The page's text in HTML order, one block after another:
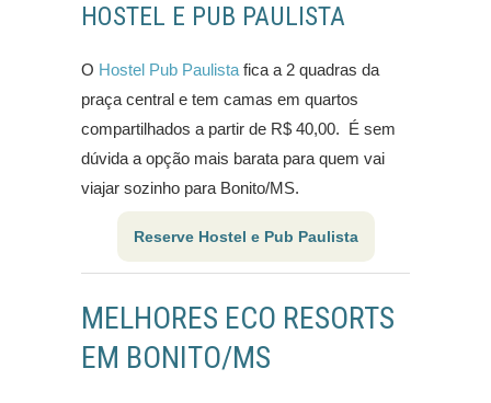
HOSTEL E PUB PAULISTA
O Hostel Pub Paulistafica a 2 quadras da
praça central e tem camas em quartos
compartilhados a partir de R$ 40,00. É sem
dúvida a opção mais barata para quem vai
viajar sozinho para Bonito/MS.
Reserve Hostel e Pub Paulista
MELHORES ECO RESORTS
EM BONITO/MS